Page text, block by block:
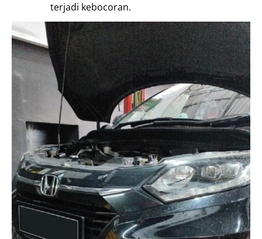
terjadi kebocoran.